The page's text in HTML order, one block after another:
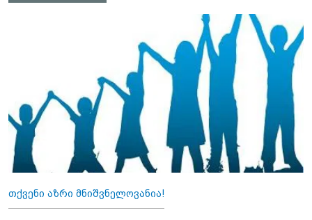
თქვენი აზრი მნიშვნელოვანია!